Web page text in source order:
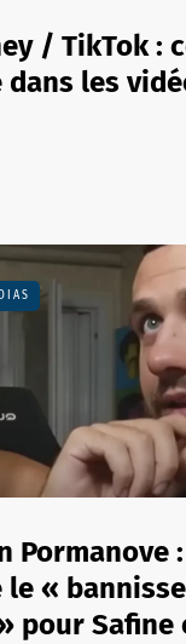
/ TikTok :
les
Pormanove
«
pour Safine